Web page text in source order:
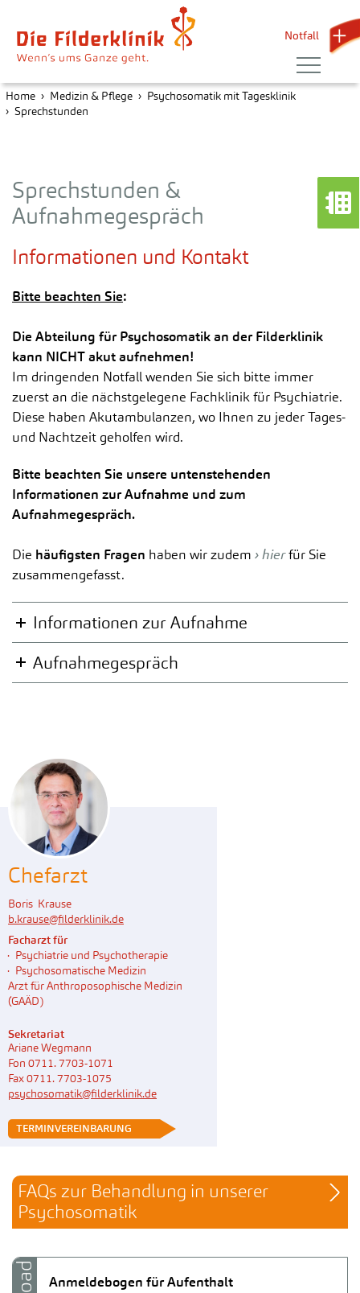
Notfall
Home Medizin & Pflege
Psychosomatik mit Tagesklinik
Sprechstunden
Sprechstunden &
Aufnahmegespräch
Informationen und Kontakt
Bitte beachten Sie:
Die Abteilung für Psychosomatik an der Filderklinik
kann NICHT akut aufnehmen!
Im dringenden Notfall wenden Sie sich bitte immer
zuerst an die nächstgelegene Fachklinik für Psychiatrie.
Diese haben Akutambulanzen, wo Ihnen zu jeder Tages-
und Nachtzeit geholfen wird.
Bitte beachten Sie unsere untenstehenden
Informationen zur Aufnahme und zum
Aufnahmegespräch.
Die häufigsten Fragen haben wir zudem hierfür Sie
zusammengefasst.
Informationen zur Aufnahme
Aufnahmegespräch
Chefarzt
Boris Krause
b.krause@filderklinik.de
Facharzt für
Psychiatrie und Psychotherapie
Psychosomatische Medizin
Arzt für Anthroposophische Medizin
(GAÄD)
Sekretariat
Ariane Wegmann
Fon 0711. 7703-1071
Fax 0711. 7703-1075
psychosomatik@filderklinik.de
TERMINVEREINBARUNG
FAQs zur Behandlung in unserer
Psychosomatik
Anmeldebogen für Aufenthalt